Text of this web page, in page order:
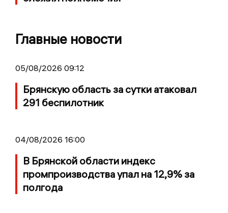
Главные новости
05/08/2026 09:12
Брянскую область за сутки атаковал
291 беспилотник
04/08/2026 16:00
В Брянской области индекс
промпроизводства упал на 12,9% за
полгода